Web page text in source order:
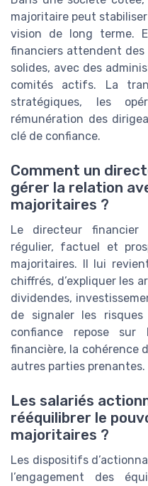
majoritaire peut
vision de long terme.
financiers attendent des
solides, avec des
comités actifs. La
stratégiques, les
rémunération des
clé de confiance.
Comment un
gérer la relation
majoritaires ?
Le directeur
régulier, factuel et
majoritaires. Il lui
chiffrés, d’expliquer les
dividendes,
de signaler les
confiance repose sur
financière, la cohérence
autres parties prenantes.
Les salariés
rééquilibrer le
majoritaires ?
Les dispositifs
l’engagement des